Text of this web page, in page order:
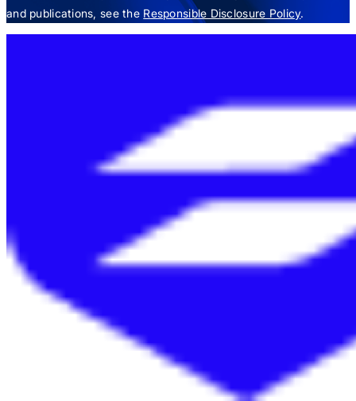
and publications, see the Responsible Disclosure Policy.